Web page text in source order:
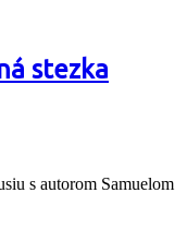
stezka
s autorom Samuelom